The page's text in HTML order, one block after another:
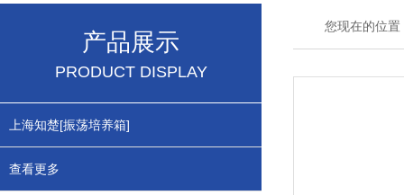
产品展示
PRODUCT DISPLAY
上海知楚[振荡培养箱]
查看更多
您现在的位置